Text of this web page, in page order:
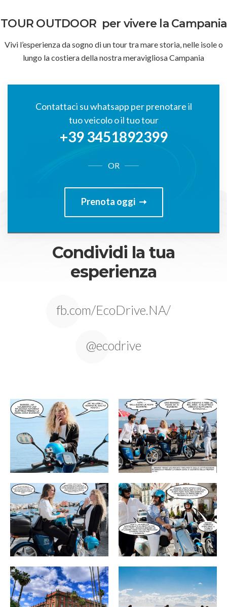
TOUR OUTDOOR per vivere la Campania
Vivi l’esperienza da sogno di un tour tra mare storia, nelle isole o
lungo la costiera della nostra meravigliosa Campania
Contattaci su whatsapp per prenotare il
tuo veicolo o il tuo tour
+39 3451892399
OR
Prenota oggi
Condividi la tua
esperienza
fb.com/EcoDrive.NA/
@ecodrive